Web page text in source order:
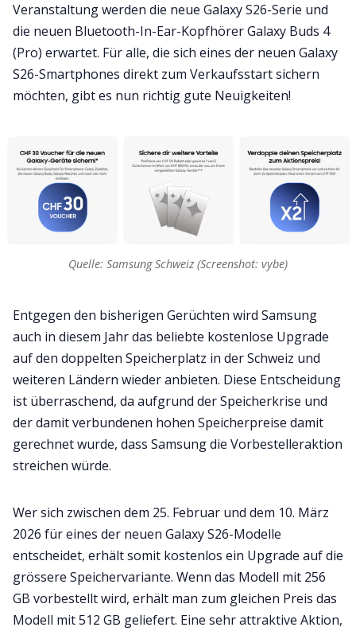
Veranstaltung werden die neue Galaxy S26-Serie und
die neuen Bluetooth-In-Ear-Kopfhörer Galaxy Buds 4
(Pro) erwartet. Für alle, die sich eines der neuen Galaxy
S26-Smartphones direkt zum Verkaufsstart sichern
möchten, gibt es nun richtig gute Neuigkeiten!
Quelle: Samsung Schweiz (Screenshot: vybe)
Entgegen den bisherigen Gerüchten wird Samsung
auch in diesem Jahr das beliebte kostenlose Upgrade
auf den doppelten Speicherplatz in der Schweiz und
weiteren Ländern wieder anbieten. Diese Entscheidung
ist überraschend, da aufgrund der Speicherkrise und
der damit verbundenen hohen Speicherpreise damit
gerechnet wurde, dass Samsung die Vorbestelleraktion
streichen würde.
Wer sich zwischen dem 25. Februar und dem 10. März
2026 für eines der neuen Galaxy S26-Modelle
entscheidet, erhält somit kostenlos ein Upgrade auf die
grössere Speichervariante. Wenn das Modell mit 256
GB vorbestellt wird, erhält man zum gleichen Preis das
Modell mit 512 GB geliefert. Eine sehr attraktive Aktion,